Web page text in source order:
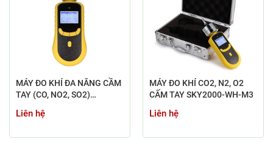
MÁY ĐO KHÍ ĐA NĂNG CẦM
TAY (CO, NO2, SO2)
Liên hệ
MÁY ĐO KHÍ CO2, N2, O2
CẤM TAY SKY2000-WH-M3
Liên hệ